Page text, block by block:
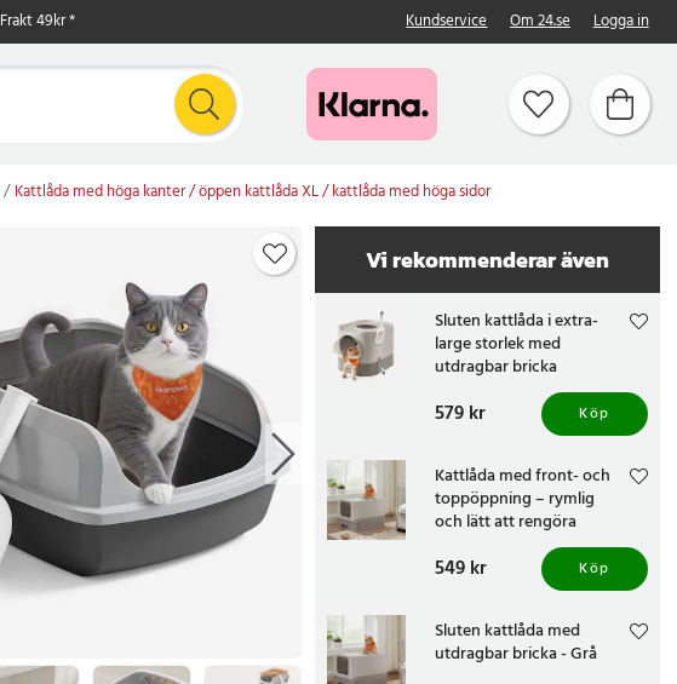
Frakt 49kr * Kundservice Om 24.se Logga in
Kattlåda med höga kanter / öppen kattlåda XL / kattlåda med höga sidor
Vi rekommenderar även
Sluten kattlåda i extra-
large storlek med
utdragbar bricka
Pris:579 kr
579 kr Köp
Kattlåda med front- och
toppöppning – rymlig
och lätt att rengöra
Pris:549 kr
549 kr Köp
Sluten kattlåda med
utdragbar bricka - Grå